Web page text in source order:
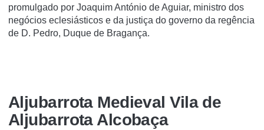
promulgado por Joaquim António de Aguiar, ministro dos
negócios eclesiásticos e da justiça do governo da regência
de D. Pedro, Duque de Bragança.
Aljubarrota Medieval Vila de
Aljubarrota Alcobaça